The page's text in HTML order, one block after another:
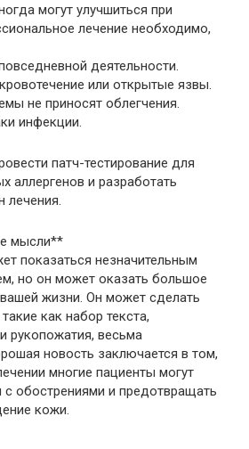
могут улучшиться при
лечение необходимо,
деятельности.
или открытые язвы.
не приносят облегчения.
инфекции.
патч-тестирование для
аллергенов и разработать
лечения.
мысли**
показаться незначительным
но он может оказать большое
жизни. Он может сделать
как набор текста,
рукопожатия, весьма
новость заключается в том,
многие пациенты могут
с обострениями и предотвращать
кожи.